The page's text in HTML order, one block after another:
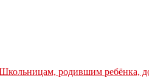
родившим ребёнка,